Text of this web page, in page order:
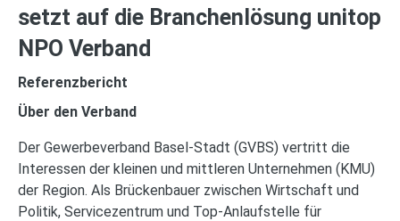
setzt auf die Branchenlösung unitop
NPO Verband
Referenzbericht
Über den Verband
Der Gewerbeverband Basel-Stadt (GVBS) vertritt die
Interessen der kleinen und mittleren Unternehmen (KMU)
der Region. Als Brückenbauer zwischen Wirtschaft und
Politik, Servicezentrum und Top-Anlaufstelle für